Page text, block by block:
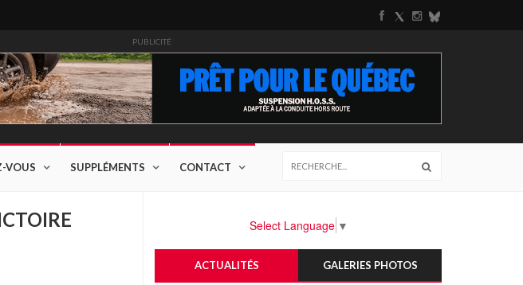
PUBLICITÉ
VOUS SUPPLÉMENTS CONTACT
Select Language ▼
ACTUALITÉS GALERIES PHOTOS